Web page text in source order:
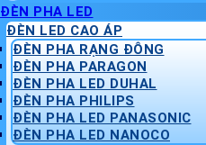
ĐÈN PHA LED
ĐÈN LED CAO ÁP
ĐÈN PHA RẠNG ĐÔNG
ĐÈN PHA PARAGON
ĐÈN PHA LED DUHAL
ĐÈN PHA PHILIPS
ĐÈN PHA LED PANASONIC
ĐÈN PHA LED NANOCO